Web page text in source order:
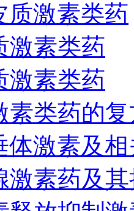
质激素类药
激素类药
激素类药
素类药的
体激素及
激素药及